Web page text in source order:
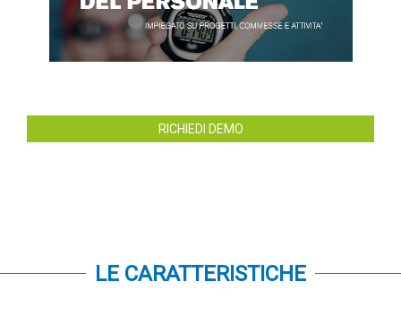
RICHIEDI DEMO
LE CARATTERISTICHE